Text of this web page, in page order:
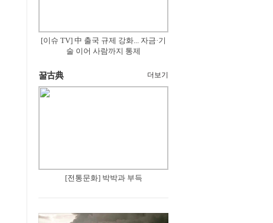
[이슈 TV] 中 출국 규제 강화... 자금·기
술 이어 사람까지 통제
꿀古典 더보기
[전통문화] 박박과 부득